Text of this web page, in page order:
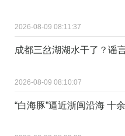
2026-08-09 08:11:37
成都三岔湖湖水干了？谣
2026-08-09 08:10:07
“白海豚”逼近浙闽沿海 十